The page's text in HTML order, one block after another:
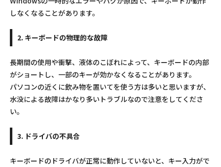
しなくなることがあります。
2. キーボードの物理的な故障
長期間の使用や衝撃、液体のこぼれによって、キーボードの内部
がショートし、一部のキーが効かなくなることがあります。
パソコンの近くに飲み物を置いてを使う方は多いと思いますが、
水没による故障はかなり多いトラブルなので注意をしてくださ
い。
3. ドライバの不具合
キーボードのドライバが正常に動作していないと、キー入力がで